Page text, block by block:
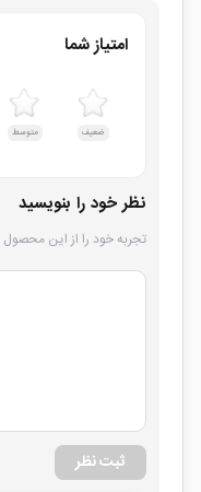
امتیاز شما
ضعیف متوسط
نظر خود را بنویسید
تجربه خود را از این محصول
ثبت نظر